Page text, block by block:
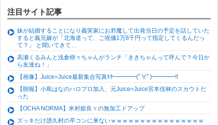
注目サイト記事
妹が結婚することになり義実家にお邪魔して出発当日の予定を話していた
すると義兄嫁が「北海道って、ご祝儀1万8千円って指定してくるんだっ
て？」 と聞いてきて…
高瀬くるみんと浅倉樹々ちゃんがランチ「ききちゃんって呼んで？今日か
ら友達ね！」
【画像】Juice=Juice最新集合写真ｷﾀ━━━━(ﾟ∀ﾟ)━━━━!!
【朗報】小島はなのハロプロ加入、元Juice=Juice宮本佳林のスカウトだ
った
【OCHA NORMA】米村姫良々の無加工ドアップ
ズッキだけ譜久村の卒コンに来ないｗｗｗｗｗｗｗｗｗｗｗｗｗｗｗｗ